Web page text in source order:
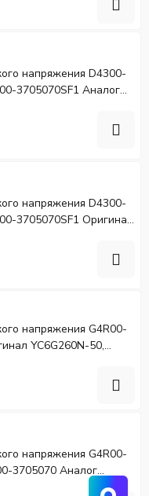
напряжения D4300-
3705070SF1 Аналог
напряжения D4300-
3705070SF1 Оригинал
напряжения G4R00-
YC6G260N-50,
напряжения G4R00-
3705070 Аналог
Lotos (Ком-т из 6 шт)